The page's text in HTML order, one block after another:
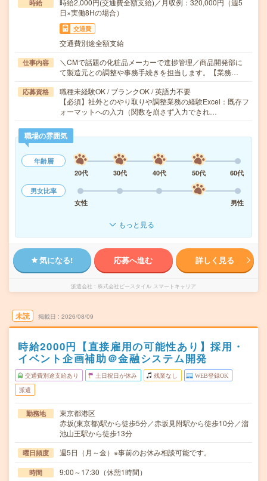
時給
時給2,000円(交通費全額支給)／月収例：320,000円（週5
日×実働8Hの場合）
交通費
交通費別途全額支給
仕事内容
＼CMで話題の化粧品メーカーで進捗管理／商品開発部に
て製造元との調整や事務手続きを担当します。【業務…
応募資格
職種未経験OK / ブランクOK / 英語力不要
【必須】社外とのやり取りや調整業務の経験Excel：既存フ
ォーマットへの入力（関数を崩さず入力できれ…
職場の雰囲気
年齢層
20代
30代 40代 50代
60代
男女比率
女性
男性
もっと見る
気になる! 応募へ進む 詳しく見る
派遣会社 株式会社ビースタイル スマートキャリア
未読 掲載日 2026/08/09
時給2000円【直接雇用の可能性あり】採用・
イベント企画補助＠金融システム開発
交通費別途支給あり 土日祝日が休み 残業なし WEB登録OK
派遣
勤務地
東京都港区
赤坂(東京都)駅から徒歩5分／赤坂見附駅から徒歩10分／溜
池山王駅から徒歩13分
曜日頻度 週5日（月～金）※事前のお休み相談可能です。
時間 9:00～17:30（休憩1時間）